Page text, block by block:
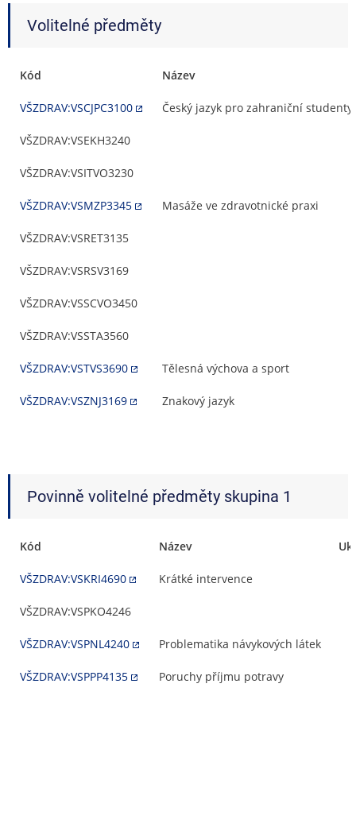
Volitelné předměty
Kód Název
VŠZDRAV:VSCJPC3100 Český jazyk pro zahraniční studenty
VŠZDRAV:VSEKH3240
VŠZDRAV:VSITVO3230
VŠZDRAV:VSMZP3345 Masáže ve zdravotnické praxi
VŠZDRAV:VSRET3135
VŠZDRAV:VSRSV3169
VŠZDRAV:VSSCVO3450
VŠZDRAV:VSSTA3560
VŠZDRAV:VSTVS3690 Tělesná výchova a sport
VŠZDRAV:VSZNJ3169 Znakový jazyk
Povinně volitelné předměty skupina 1
Kód Název
VŠZDRAV:VSKRI4690 Krátké intervence
VŠZDRAV:VSPKO4246
VŠZDRAV:VSPNL4240 Problematika návykových látek
VŠZDRAV:VSPPP4135 Poruchy příjmu potravy